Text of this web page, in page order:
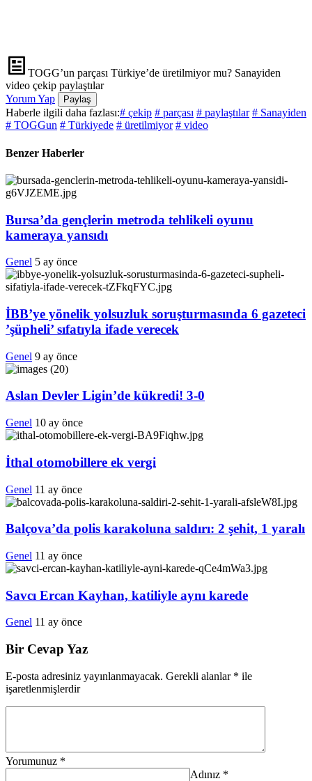
TOGG’un parçası Türkiye’de üretilmiyor mu? Sanayiden
video çekip paylaştılar
Yorum Yap
Paylaş
Haberle ilgili daha fazlası:# çekip # parçası # paylaştılar # Sanayiden
# TOGGun # Türkiyede # üretilmiyor # video
Benzer Haberler
Bursa’da gençlerin metroda tehlikeli oyunu
kameraya yansıdı
Genel 5 ay önce
İBB’ye yönelik yolsuzluk soruşturmasında 6 gazeteci
’şüpheli’ sıfatıyla ifade verecek
Genel 9 ay önce
Aslan Devler Ligin’de kükredi! 3-0
Genel 10 ay önce
İthal otomobillere ek vergi
Genel 11 ay önce
Balçova’da polis karakoluna saldırı: 2 şehit, 1 yaralı
Genel 11 ay önce
Savcı Ercan Kayhan, katiliyle aynı karede
Genel 11 ay önce
Bir Cevap Yaz
E-posta adresiniz yayınlanmayacak. Gerekli alanlar * ile
işaretlenmişlerdir
Yorumunuz *
Adınız *